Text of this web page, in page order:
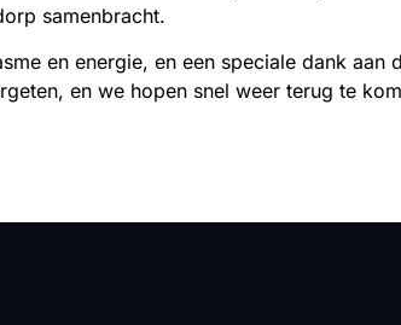
samenbracht.
en energie, en een speciale dank
en we hopen snel weer terug te